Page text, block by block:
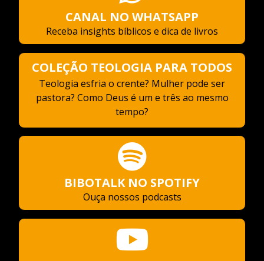
CANAL NO WHATSAPP
Receba insights bíblicos e dica de livros
COLEÇÃO TEOLOGIA PARA TODOS
Teologia esfria o crente? Mulher pode ser
pastora? Como Deus é um e três ao mesmo
tempo?
BIBOTALK NO SPOTIFY
Ouça nossos podcasts